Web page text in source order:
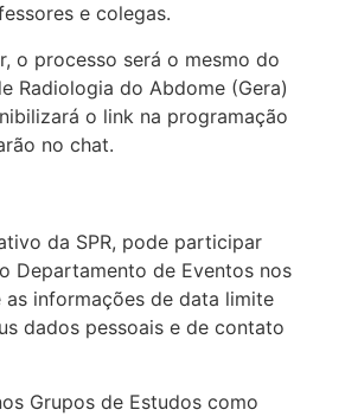
e colegas.
o processo será o mesmo do
Radiologia do Abdome (Gera)
o link na programação
no chat.
da SPR, pode participar
Departamento de Eventos nos
informações de data limite
dados pessoais e de contato
Grupos de Estudos como